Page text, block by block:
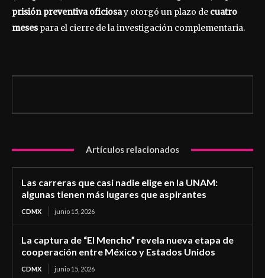
prisión preventiva oficiosay otorgó un plazo de cuatro
mesespara el cierre de la investigación complementaria.
Artículos relacionados
Las carreras que casi nadie elige en la UNAM:
algunas tienen más lugares que aspirantes
CDMX junio 15, 2026
La captura de “El Mencho” revela nueva etapa de
cooperación entre México y Estados Unidos
CDMX junio 15, 2026